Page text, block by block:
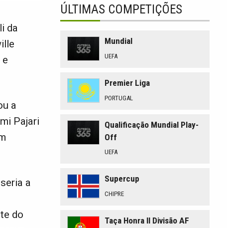
da
a
Pajari
a
do
ÚLTIMAS COMPETIÇÕES
Mundial
UEFA
Premier Liga
PORTUGAL
Qualificação Mundial Play-
Off
UEFA
Supercup
CHIPRE
Taça Honra II Divisão AF